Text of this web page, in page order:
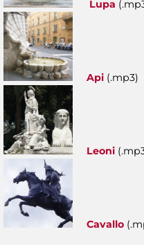
Lupa
Api
Leoni
Cavallo